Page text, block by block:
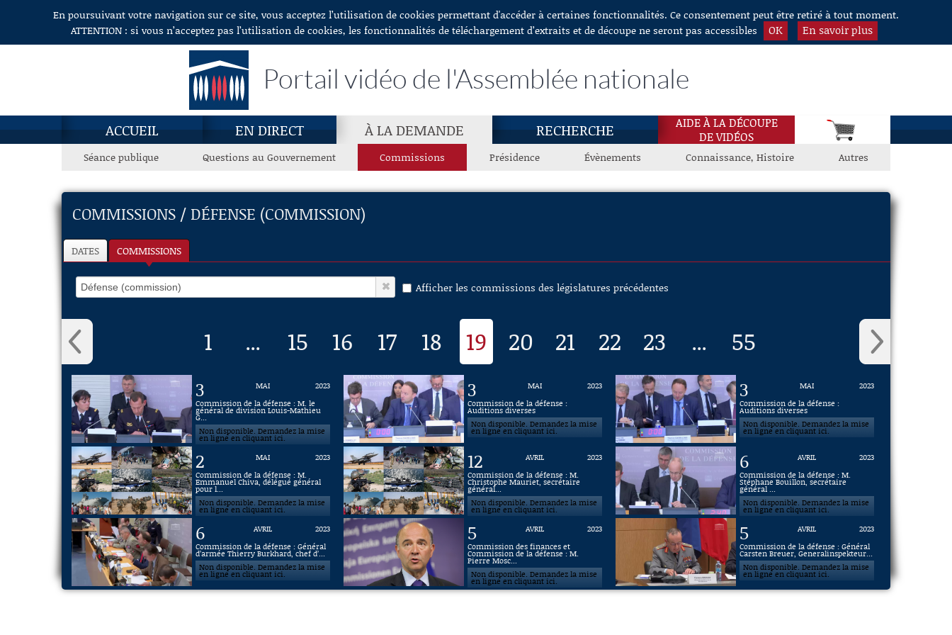
Aller au contenuEn poursuivant votre navigation sur ce site, vous acceptez l’utilisation de cookies permettant d'accéder à certaines fonctionnalités. Ce consentement peut être retiré à tout moment.
ATTENTION : si vous n’acceptez pas l’utilisation de cookies, les fonctionnalités de téléchargement d’extraits et de découpe ne seront pas accessibles
OK En savoir plus
Portail vidéo de l'Assemblée nationale
ACCUEIL EN DIRECT À LA DEMANDE RECHERCHE
AIDE À LA DÉCOUPE
DE VIDÉOS
Séance publique Questions au Gouvernement Commissions Présidence Évènements Connaissance, Histoire Autres
COMMISSIONS / DÉFENSE (COMMISSION)
DATES COMMISSIONS
Afficher les commissions des législatures précédentes
1 ... 15 16 17 18 19 20 21 22 23 ... 55
3 MAI
2023
Commission de la défense : M. le
général de division Louis-Mathieu
G...
Non disponible. Demandez la mise
en ligne en cliquant ici.
3 MAI
2023
Commission de la défense :
Auditions diverses
Non disponible. Demandez la mise
en ligne en cliquant ici.
3 MAI
2023
Commission de la défense :
Auditions diverses
Non disponible. Demandez la mise
en ligne en cliquant ici.
2 MAI
2023
Commission de la défense : M.
Emmanuel Chiva, délégué général
pour l...
Non disponible. Demandez la mise
en ligne en cliquant ici.
12 AVRIL
2023
Commission de la défense : M.
Christophe Mauriet, secrétaire
général...
Non disponible. Demandez la mise
en ligne en cliquant ici.
6 AVRIL
2023
Commission de la défense : M.
Stéphane Bouillon, secrétaire
général ...
Non disponible. Demandez la mise
en ligne en cliquant ici.
6 AVRIL
2023
Commission de la défense : Général
d’armée Thierry Burkhard, chef d’...
Non disponible. Demandez la mise
en ligne en cliquant ici.
5 AVRIL
2023
Commission des finances et
Commission de la défense : M.
Pierre Mosc...
Non disponible. Demandez la mise
en ligne en cliquant ici.
5 AVRIL
2023
Commission de la défense : Général
Carsten Breuer, Generalinspekteur...
Non disponible. Demandez la mise
en ligne en cliquant ici.